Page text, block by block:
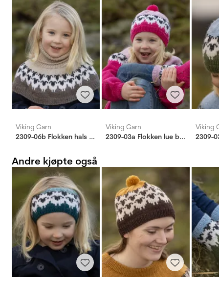
Viking Garn
2309-06b Flokken hals barn
Viking Garn
2309-03a Flokken lue barn
Viking
Andre kjøpte også